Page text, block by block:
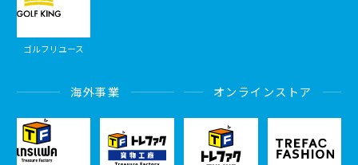
ゴルフリユース
海外事業 オンラインストア